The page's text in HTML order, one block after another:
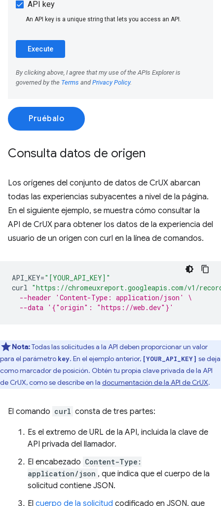
Pruébalo
Consulta datos de origen
Los orígenes del conjunto de datos de CrUX abarcan
todas las experiencias subyacentes a nivel de la página.
En el siguiente ejemplo, se muestra cómo consultar la
API de CrUX para obtener los datos de la experiencia del
usuario de un origen con curl en la línea de comandos.
API_KEY="[YOUR_API_KEY]"
curl "https://chromeuxreport.googleapis.com/v1/
--header 'Content-Type: application/json' \
--data '{"origin": "https://web.dev"}'
Nota:Todas las solicitudes a la API deben proporcionar un valor
para el parámetro key. En el ejemplo anterior, [YOUR_API_KEY] se deja
como marcador de posición. Obtén tu propia clave privada de la API
de CrUX, como se describe en la documentación de la API de CrUX.
El comando curl consta de tres partes:
Es el extremo de URL de la API, incluida la clave de
API privada del llamador.
El encabezado Content-Type:
application/json , que indica que el cuerpo de la
solicitud contiene JSON.
El cuerpo de la solicitud codificado en JSON, que